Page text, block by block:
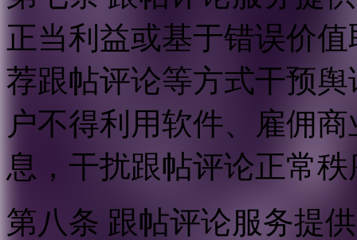
正当利益或基于错误价
荐跟帖评论等方式干预
户不得利用软件、雇佣
息，干扰跟帖评论正常
第八条 跟帖评论服务提